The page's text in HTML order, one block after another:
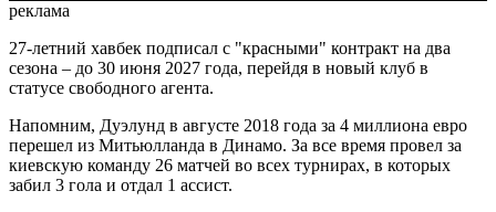
реклама
27-летний хавбек подписал с "красными" контракт на два
сезона – до 30 июня 2027 года, перейдя в новый клуб в
статусе свободного агента.
Напомним, Дуэлунд в августе 2018 года за 4 миллиона евро
перешел из Митьюлланда в Динамо. За все время провел за
киевскую команду 26 матчей во всех турнирах, в которых
забил 3 гола и отдал 1 ассист.